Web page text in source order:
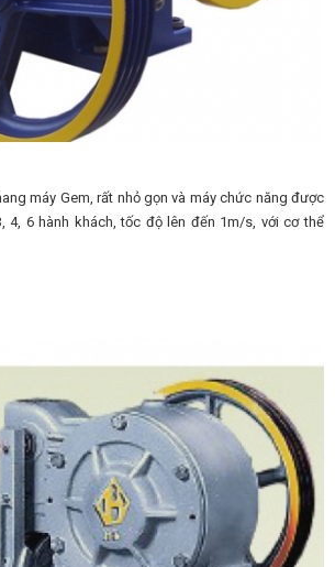
máy Gem, rất nhỏ gọn và máy chức năng được
4, 6 hành khách, tốc độ lên đến 1m/s, với cơ thể